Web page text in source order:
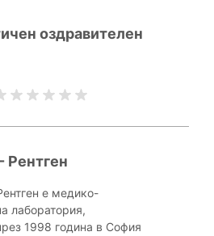
оздравителен
е медико-
лаборатория,
1998 година в София